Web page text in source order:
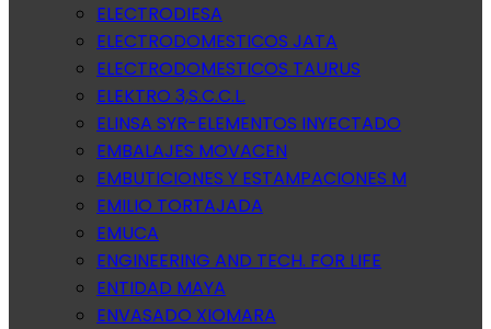
ELECTRODIESA
ELECTRODOMESTICOS JATA
ELECTRODOMESTICOS TAURUS
ELEKTRO 3,S.C.C.L.
ELINSA SYR-ELEMENTOS INYECTADO
EMBALAJES MOVACEN
EMBUTICIONES Y ESTAMPACIONES M
EMILIO TORTAJADA
EMUCA
ENGINEERING AND TECH. FOR LIFE
ENTIDAD MAYA
ENVASADO XIOMARA